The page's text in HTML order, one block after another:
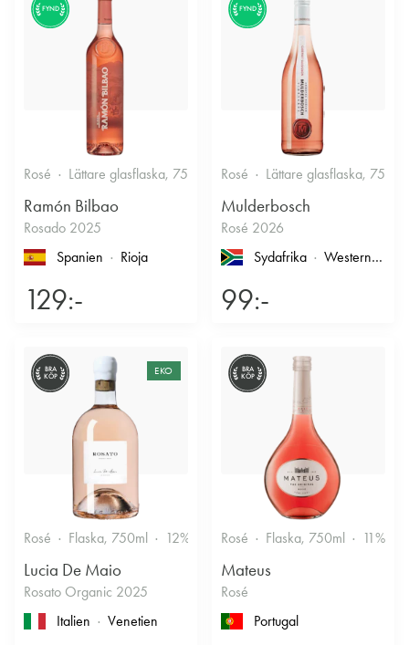
FYND
Rosé Lättare glasflaska, 750ml 12.5% Fruktigt & Smakrikt
Ramón Bilbao
Rosado 2025
Spanien
Rioja
129:-
FYND
Rosé Lättare glasflaska, 750ml
Mulderbosch
Rosé 2026
Sydafrika
Western Cape
99:-
BRA
KÖP
EKO
Rosé Flaska, 750ml 12% Fruktigt & Smakrikt
Lucia De Maio
Rosato Organic 2025
Italien
Venetien
BRA
KÖP
Rosé Flaska, 750ml 11%
Mateus
Rosé
Portugal